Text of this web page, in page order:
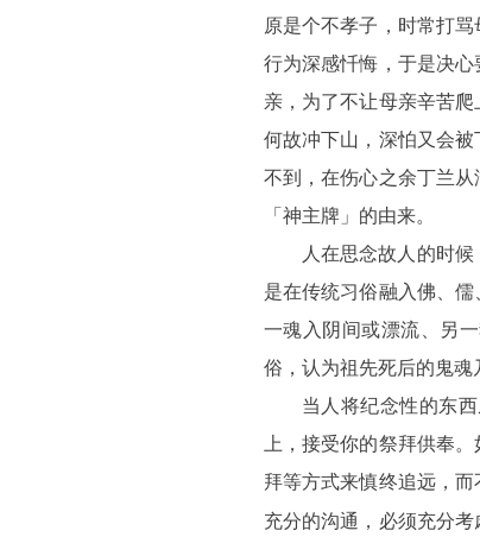
原是个不孝子，时常打
行为深感忏悔，于是决
亲，为了不让母亲辛苦
何故冲下山，深怕又会
不到，在伤心之余丁兰
「神主牌」的由来。
人在思念故人的时
是在传统习俗融入佛、
一魂入阴间或漂流、另
俗，认为祖先死后的鬼魂
当人将纪念性的东
上，接受你的祭拜供奉
拜等方式来慎终追远，
充分的沟通，必须充分